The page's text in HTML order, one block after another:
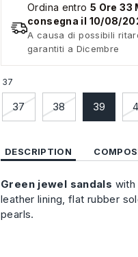
Ordina entro 5 Ore 33
consegna il 10/08/
A causa di possibili
garantiti a Dicembre
37
37 38 39
DESCRIPTION
Green jewel sandals
leather lining, flat rubber
pearls.